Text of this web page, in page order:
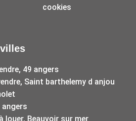
cookies
49 angers
Saint barthelemy d anjou
angers
louer, Beauvoir sur mer